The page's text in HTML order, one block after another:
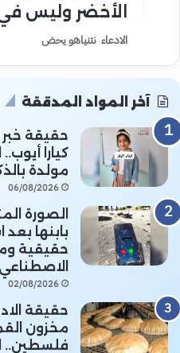
الأخضر وليس
الادعاء نتنياهو يحض
آخر المواد المدققة
حقيقة
كيارا
مولدة
06/08/2026
الصورة
بابنها
حقيقية
الاصطناعي
02/08/2026
حقيقة
مخزون
فلسطين..